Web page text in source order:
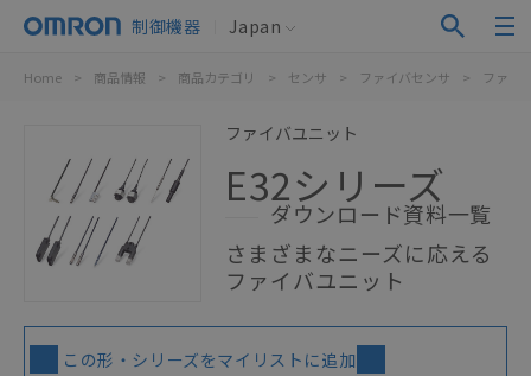
制御機器 Japan
Home > 商品情報 > 商品カテゴリ > センサ > ファイバセンサ > ファイ
ファイバユニット
E32シリーズ
ダウンロード資料一覧
さまざまなニーズに応える
ファイバユニット
この形・シリーズをマイリストに追加